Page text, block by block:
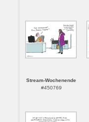
Stream-Wochenende
#450769